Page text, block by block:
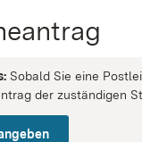
Sobald Sie eine
der zuständigen